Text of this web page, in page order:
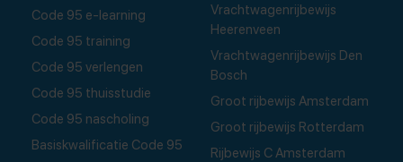
Code 95 e-learning
Code 95 training
Code 95 verlengen
Code 95 thuisstudie
Code 95 nascholing
Basiskwalificatie Code 95
Vrachtwagenrijbewijs
Heerenveen
Vrachtwagenrijbewijs Den
Bosch
Groot rijbewijs Amsterdam
Groot rijbewijs Rotterdam
Rijbewijs C Amsterdam